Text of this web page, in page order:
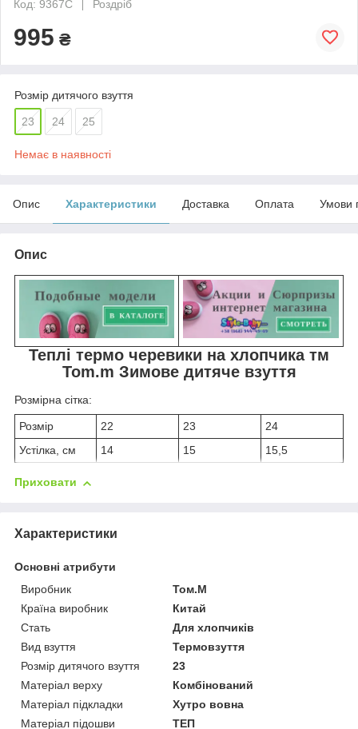
Код: 9367C
Роздріб
995 ₴
Розмір дитячого взуття
23 24 25
Немає в наявності
Опис Характеристики Доставка Оплата Умови
Опис
Теплі термо черевики на хлопчика тм
Tom.m Зимове дитяче взуття
Розмірна сітка:
Розмір 22 23
24
Устілка, см
14 15 15,5
Приховати
Характеристики
Основні атрибути
Виробник
Том.М
Країна виробник
Китай
Стать
Для хлопчиків
Вид взуття
Термовзуття
Розмір дитячого взуття
23
Матеріал верху
Комбінований
Матеріал підкладки
Хутро вовна
Матеріал підошви
ТЕП